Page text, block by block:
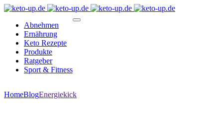
Abnehmen
Ernährung
Keto Rezepte
Produkte
Ratgeber
Sport & Fitness
HomeBlogEnergiekick